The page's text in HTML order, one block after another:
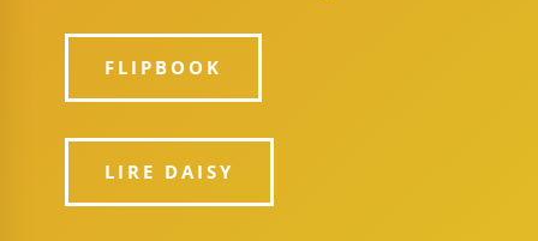
FLIPBOOK
LIRE DAISY